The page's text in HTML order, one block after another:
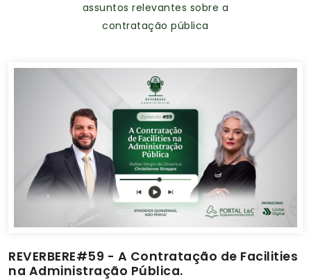
assuntos relevantes sobre a
contratação pública
REVERBERE#59 - A Contratação de Facilities
na Administração Pública.